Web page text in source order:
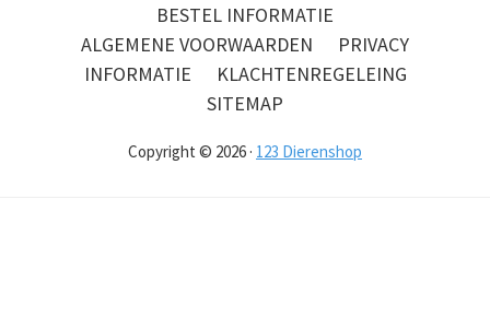
BESTEL INFORMATIE
ALGEMENE VOORWAARDEN
PRIVACY
INFORMATIE
KLACHTENREGELEING
SITEMAP
Copyright © 2026 · 123 Dierenshop